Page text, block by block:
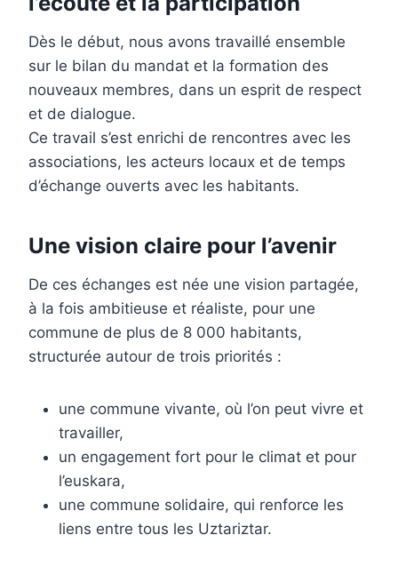
Dès le début, nous avons travaillé ensemble
sur le bilan du mandat et la formation des
nouveaux membres, dans un esprit de respect
et de dialogue.
Ce travail s’est enrichi de rencontres avec les
associations, les acteurs locaux et de temps
d’échange ouverts avec les habitants.
Une vision claire pour l’avenir
De ces échanges est née une vision partagée,
à la fois ambitieuse et réaliste, pour une
commune de plus de 8 000 habitants,
structurée autour de trois priorités :
une commune vivante, où l’on peut vivre et
travailler,
un engagement fort pour le climat et pour
l’euskara,
une commune solidaire, qui renforce les
liens entre tous les Uztariztar.